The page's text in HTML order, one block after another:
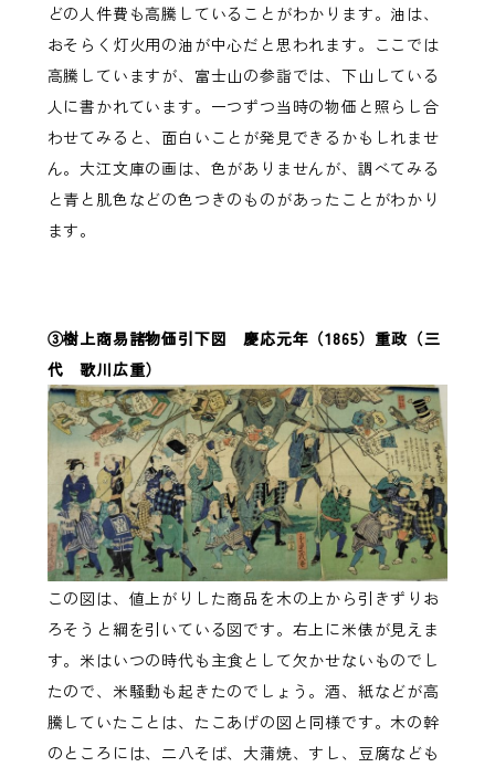
どの人件費も高騰していることがわかります。油は、
おそらく灯火用の油が中心だと思われます。ここでは
高騰していますが、富士山の参詣では、下山している
人に書かれています。一つずつ当時の物価と照らし合
わせてみると、面白いことが発見できるかもしれませ
ん。大江文庫の画は、色がありませんが、調べてみる
と青と肌色などの色つきのものがあったことがわかり
ます。
③樹上商易諸物価引下図 慶応元年（1865）重政（三
代 歌川広重）
この図は、値上がりした商品を木の上から引きずりお
ろそうと綱を引いている図です。右上に米俵が見えま
す。米はいつの時代も主食として欠かせないものでし
たので、米騒動も起きたのでしょう。酒、紙などが高
騰していたことは、たこあげの図と同様です。木の幹
のところには、二八そば、大蒲焼、すし、豆腐なども